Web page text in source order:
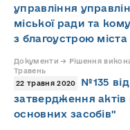
управління
міської ради та
з благоустрою
Документи → Рішення
Травень
22 травня 2020
№135
затвердження
основних засобів"